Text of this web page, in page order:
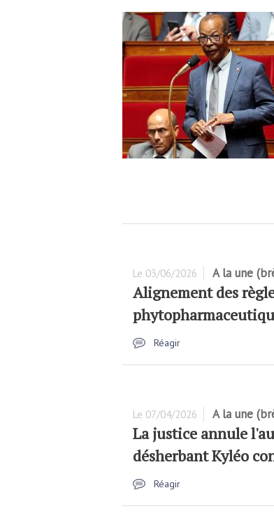
Le 03/06/2026 A la une
Alignement des
Réagir
Le 07/04/2026 A la une
La justice annule
désherbant Kyléo
Réagir